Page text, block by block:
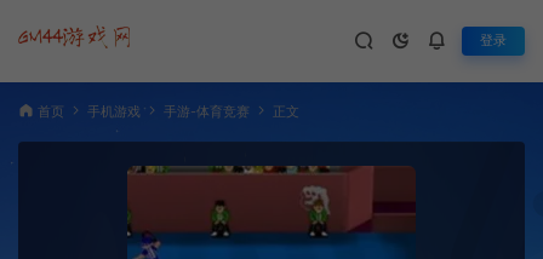
登录
首页 手机游戏 手游-体育竞赛 正文